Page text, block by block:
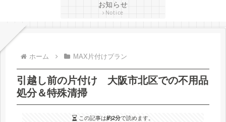
お知らせ
Notice
ホーム MAX片付けプラン
引越し前の片付け 大阪市北区での不用品
処分＆特殊清掃
この記事は約2分で読めます。